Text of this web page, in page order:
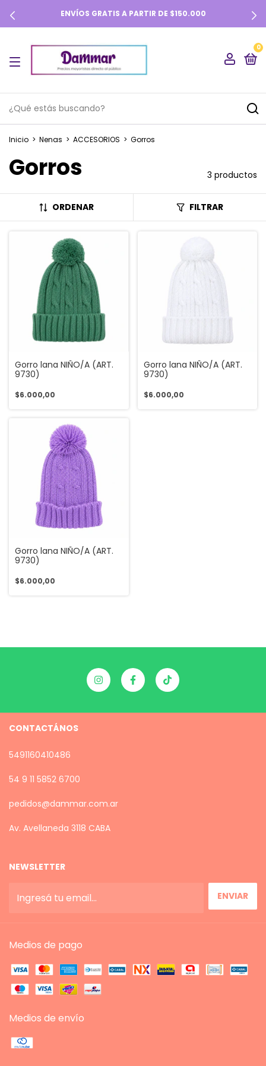
ENVÍOS GRATIS A PARTIR DE $150.000
0
Inicio > Nenas > ACCESORIOS > Gorros
Gorros 3 productos
ORDENAR FILTRAR
Gorro lana NIÑO/A (ART.
9730)
$6.000,00
Gorro lana NIÑO/A (ART.
9730)
$6.000,00
Gorro lana NIÑO/A (ART.
9730)
$6.000,00
CONTACTÁNOS
5491160410486
54 9 11 5852 6700
pedidos@dammar.com.ar
Av. Avellaneda 3118 CABA
NEWSLETTER
Medios de pago
Medios de envío